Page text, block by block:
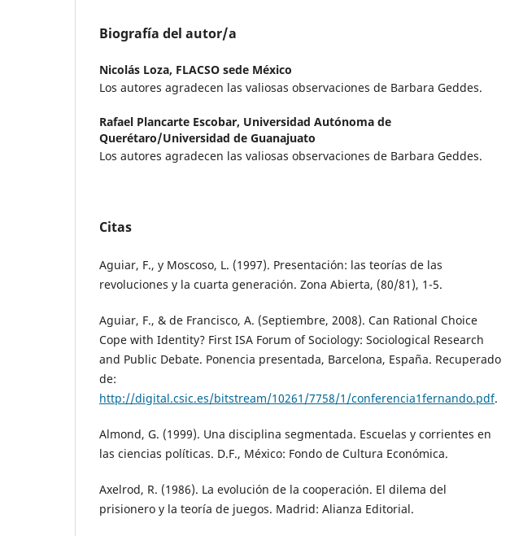
Biografía del autor/a
Nicolás Loza, FLACSO sede México
Los autores agradecen las valiosas observaciones de Barbara Geddes.
Rafael Plancarte Escobar, Universidad Autónoma de
Querétaro/Universidad de Guanajuato
Los autores agradecen las valiosas observaciones de Barbara Geddes.
Citas
Aguiar, F., y Moscoso, L. (1997). Presentación: las teorías de las
revoluciones y la cuarta generación. Zona Abierta, (80/81), 1-5.
Aguiar, F., & de Francisco, A. (Septiembre, 2008). Can Rational Choice
Cope with Identity? First ISA Forum of Sociology: Sociological Research
and Public Debate. Ponencia presentada, Barcelona, España. Recuperado
de:
http://digital.csic.es/bitstream/10261/7758/1/conferencia1fernando.pdf.
Almond, G. (1999). Una disciplina segmentada. Escuelas y corrientes en
las ciencias políticas. D.F., México: Fondo de Cultura Económica.
Axelrod, R. (1986). La evolución de la cooperación. El dilema del
prisionero y la teoría de juegos. Madrid: Alianza Editorial.